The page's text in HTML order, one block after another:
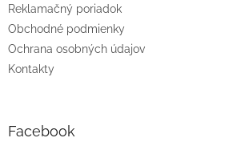
Reklamačný poriadok
Obchodné podmienky
Ochrana osobných údajov
Kontakty
Facebook